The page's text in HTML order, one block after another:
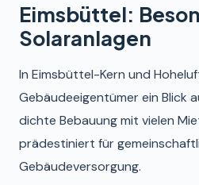
Eimsbüttel:
Solaranlagen
In Eimsbüttel-Kern und
Gebäudeeigentümer ein Blick
dichte Bebauung mit vielen
prädestiniert für
Gebäudeversorgung.